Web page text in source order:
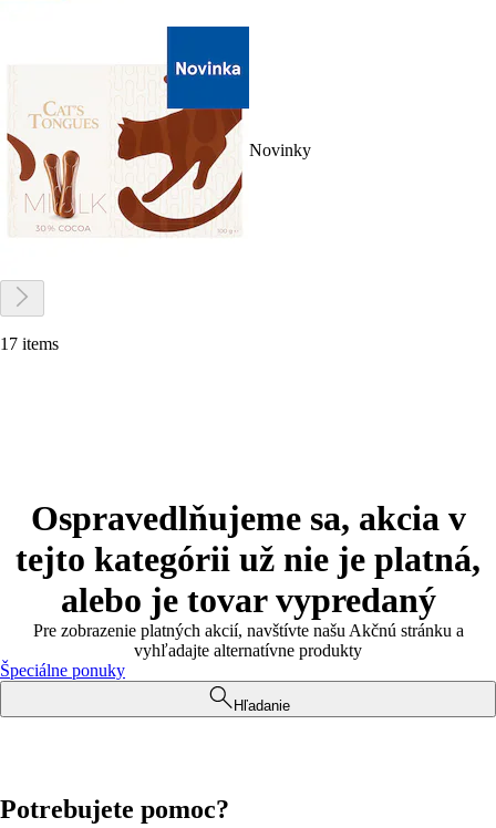
Novinky
17 items
Ospravedlňujeme sa, akcia v
tejto kategórii už nie je platná,
alebo je tovar vypredaný
Pre zobrazenie platných akcií, navštívte našu Akčnú stránku a
vyhľadajte alternatívne produkty
Špeciálne ponuky
Hľadanie
Potrebujete pomoc?